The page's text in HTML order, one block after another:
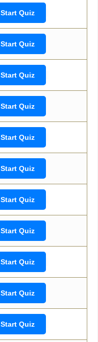
Start Quiz
Start Quiz
Start Quiz
Start Quiz
Start Quiz
Start Quiz
Start Quiz
Start Quiz
Start Quiz
Start Quiz
Start Quiz